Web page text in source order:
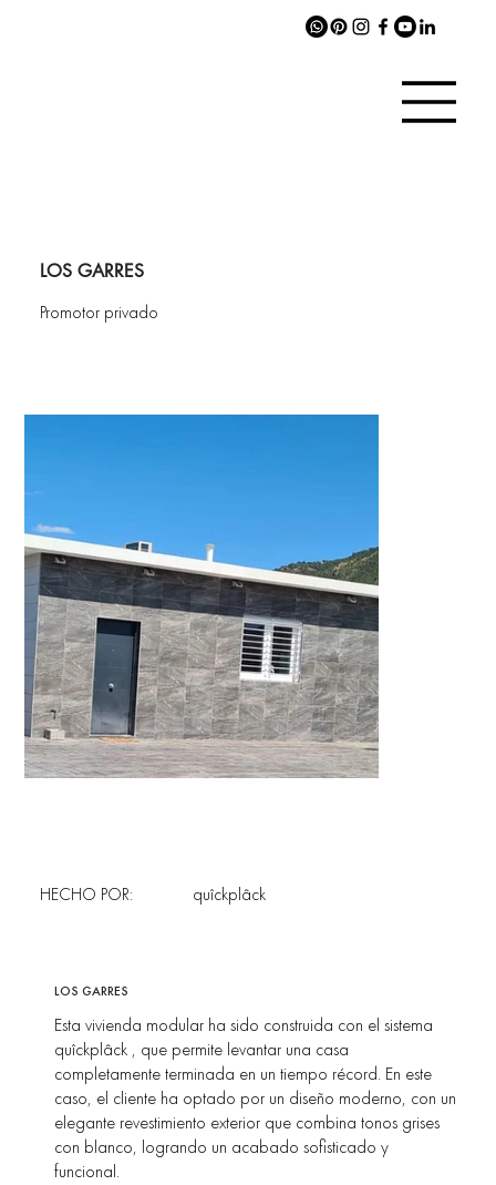
LOS GARRES
Promotor privado
quîckplâck
HECHO POR:
LOS GARRES
Esta vivienda modular ha sido construida con el sistema
quîckplâck , que permite levantar una casa
completamente terminada en un tiempo récord. En este
caso, el cliente ha optado por un diseño moderno, con un
elegante revestimiento exterior que combina tonos grises
con blanco, logrando un acabado sofisticado y
funcional.